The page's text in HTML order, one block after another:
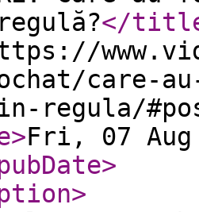
</
care-
regula/
>Fri, 07 Aug
>
>